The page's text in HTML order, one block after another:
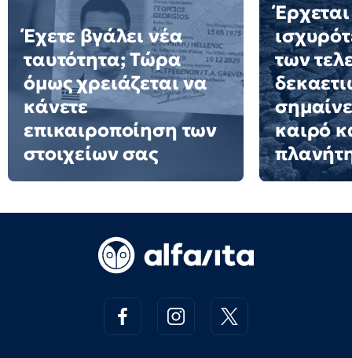
Έχετε βγάλει νέα
ταυτότητα; Τώρα
όμως χρειάζεται να
κάνετε
επικαιροποίηση των
στοιχείων σας
των
καιρό